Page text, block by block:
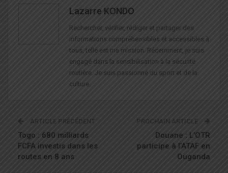
Lazarre KONDO
Rechercher, vérifier, rédiger et partager des
informations compréhensibles et accessibles à
tous, telle est ma mission. Récemment, je suis
engagé dans la sensibilisation à la sécurité
routière. Je suis passionné du sport et de la
culture.
ARTICLE PRÉCÉDENT
Togo : 680 milliards
FCFA investis dans les
routes en 8 ans
PROCHAIN ARTICLE
Douane : L’OTR
participe à l’ATAF en
Ouganda